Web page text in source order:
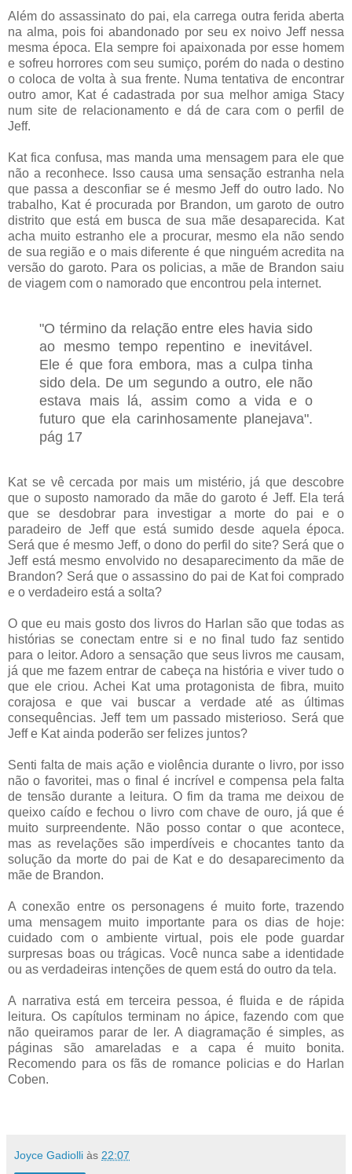
Além do assassinato do pai, ela carrega outra ferida aberta
na alma, pois foi abandonado por seu ex noivo Jeff nessa
mesma época. Ela sempre foi apaixonada por esse homem
e sofreu horrores com seu sumiço, porém do nada o destino
o coloca de volta à sua frente. Numa tentativa de encontrar
outro amor, Kat é cadastrada por sua melhor amiga Stacy
num site de relacionamento e dá de cara com o perfil de
Jeff.
Kat fica confusa, mas manda uma mensagem para ele que
não a reconhece. Isso causa uma sensação estranha nela
que passa a desconfiar se é mesmo Jeff do outro lado. No
trabalho, Kat é procurada por Brandon, um garoto de outro
distrito que está em busca de sua mãe desaparecida. Kat
acha muito estranho ele a procurar, mesmo ela não sendo
de sua região e o mais diferente é que ninguém acredita na
versão do garoto. Para os policias, a mãe de Brandon saiu
de viagem com o namorado que encontrou pela internet.
"O término da relação entre eles havia sido
ao mesmo tempo repentino e inevitável.
Ele é que fora embora, mas a culpa tinha
sido dela. De um segundo a outro, ele não
estava mais lá, assim como a vida e o
futuro que ela carinhosamente planejava".
pág 17
Kat se vê cercada por mais um mistério, já que descobre
que o suposto namorado da mãe do garoto é Jeff. Ela terá
que se desdobrar para investigar a morte do pai e o
paradeiro de Jeff que está sumido desde aquela época.
Será que é mesmo Jeff, o dono do perfil do site? Será que o
Jeff está mesmo envolvido no desaparecimento da mãe de
Brandon? Será que o assassino do pai de Kat foi comprado
e o verdadeiro está a solta?
O que eu mais gosto dos livros do Harlan são que todas as
histórias se conectam entre si e no final tudo faz sentido
para o leitor. Adoro a sensação que seus livros me causam,
já que me fazem entrar de cabeça na história e viver tudo o
que ele criou. Achei Kat uma protagonista de fibra, muito
corajosa e que vai buscar a verdade até as últimas
consequências. Jeff tem um passado misterioso. Será que
Jeff e Kat ainda poderão ser felizes juntos?
Senti falta de mais ação e violência durante o livro, por isso
não o favoritei, mas o final é incrível e compensa pela falta
de tensão durante a leitura. O fim da trama me deixou de
queixo caído e fechou o livro com chave de ouro, já que é
muito surpreendente. Não posso contar o que acontece,
mas as revelações são imperdíveis e chocantes tanto da
solução da morte do pai de Kat e do desaparecimento da
mãe de Brandon.
A conexão entre os personagens é muito forte, trazendo
uma mensagem muito importante para os dias de hoje:
cuidado com o ambiente virtual, pois ele pode guardar
surpresas boas ou trágicas. Você nunca sabe a identidade
ou as verdadeiras intenções de quem está do outro da tela.
A narrativa está em terceira pessoa, é fluida e de rápida
leitura. Os capítulos terminam no ápice, fazendo com que
não queiramos parar de ler. A diagramação é simples, as
páginas são amareladas e a capa é muito bonita.
Recomendo para os fãs de romance policias e do Harlan
Coben.
Joyce Gadiolli às 22:07